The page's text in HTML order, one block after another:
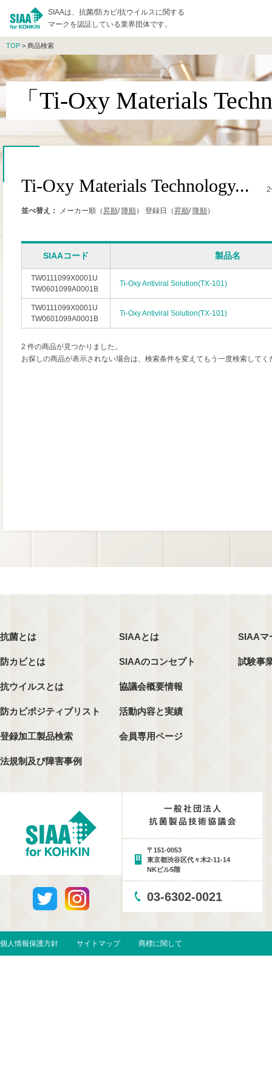
SIAAは、抗菌/防カビ/抗ウイルスに関する
マークを認証している業界団体です。
TOP > 商品検索
「Ti-Oxy Materials
Ti-Oxy Materials Technology... 2
並べ替え： メーカー順（昇順/ 降順） 登録日（昇順/ 降順）
SIAAコード 製品名
TW0111099X0001U
TW0601099A0001B
Ti-Oxy Antiviral Solution(TX-101)
TW0111099X0001U
TW0601099A0001B
Ti-Oxy Antiviral Solution(TX-101)
2 件の商品が見つかりました。
お探しの商品が表示されない場合は、検索条件を変えてもう一度検索してく
抗菌とは
防カビとは
抗ウイルスとは
防カビポジティブリスト
登録加工製品検索
法規制及び障害事例
SIAAとは
SIAAのコンセプト
協議会概要情報
活動内容と実績
会員専用ページ
SIAAマ
試験事
〒151-0053
東京都渋谷区代々木2-11-14
NKビル5階
03-6302-0021
個人情報保護方針 サイトマップ 商標に関して